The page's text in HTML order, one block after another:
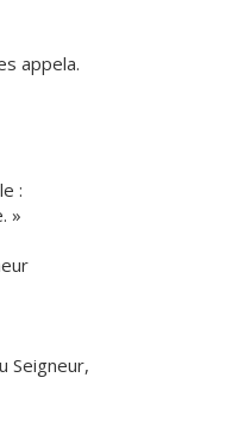
appela.
:
»
Seigneur,